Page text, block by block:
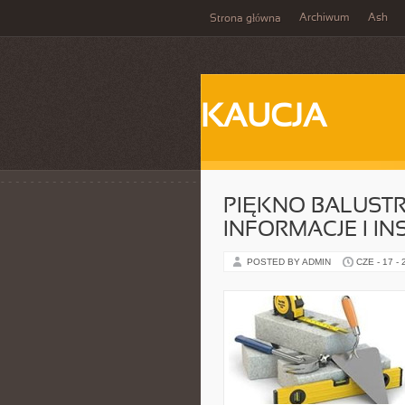
Strona główna Archiwum Ash
KAUCJA
PIĘKNO
INFORMACJE I
POSTED BY ADMIN CZE - 17 -